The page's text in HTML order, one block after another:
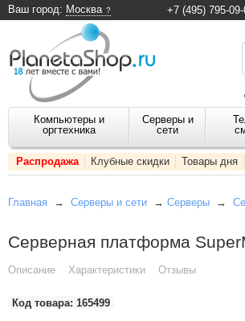
Ваш город: Москва +7 (495) 795-
Компьютеры и
оргтехника
Серверы и
сети
Распродажа Клубные скидки Товары дня
Главная → Серверы и сети → Серверы →
Серверная платформа
Описание Характеристики Отзывы
Код товара: 165499